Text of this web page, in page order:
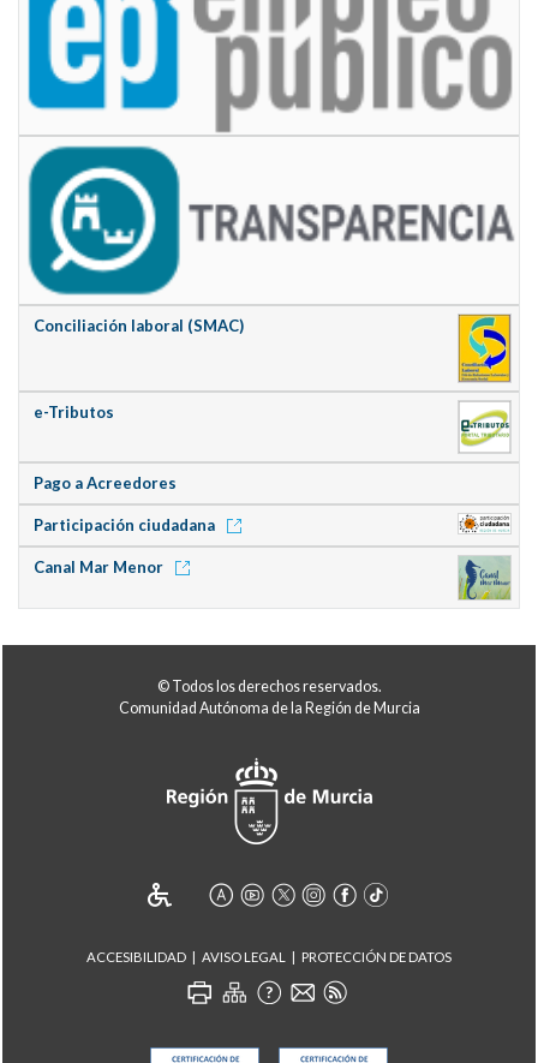
Conciliación laboral (SMAC)
e-Tributos
Pago a Acreedores
Participación ciudadana
Canal Mar Menor
© Todos los derechos reservados.
Comunidad Autónoma de la Región de Murcia
ACCESIBILIDAD AVISO LEGAL PROTECCIÓN DE DATOS